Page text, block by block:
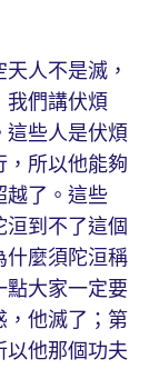
人不是滅，
我們講伏煩
這些人是伏煩
，所以他能夠
越了。這些
洹到不了這個
什麼須陀洹稱
點大家一定要
，他滅了；第
以他那個功夫